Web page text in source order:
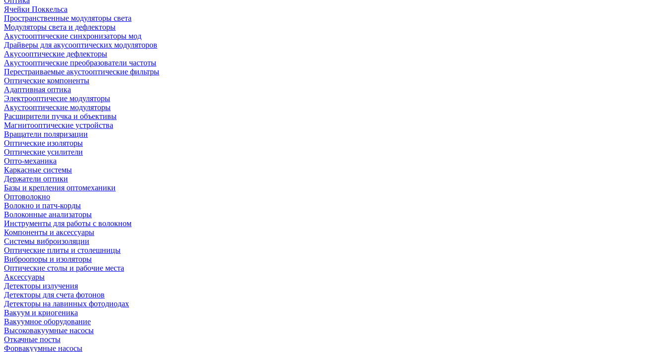
Ячейки Поккельса
Пространственные модуляторы света
Модуляторы света и дефлекторы
Акустооптические синхронизаторы мод
Драйверы для акусооптических модуляторов
Акусооптические дефлекторы
Акустооптические преобразователи частоты
Перестраиваемые акустооптические фильтры
Оптические компоненты
Адаптивная оптика
Электрооптичесие модуляторы
Акустооптические модуляторы
Расширители пучка и объективы
Магнитооптические устройства
Вращатели поляризации
Оптические изоляторы
Оптические усилители
Опто-механика
Каркасные системы
Держатели оптики
Базы и крепления оптомеханики
Оптоволокно
Волокно и патч-корды
Волоконные анализаторы
Инструменты для работы с волокном
Компоненты и аксессуары
Системы виброизоляции
Оптические плиты и столешницы
Виброопоры и изоляторы
Оптические столы и рабочие места
Аксессуары
Детекторы излучения
Детекторы для счета фотонов
Детекторы на лавинных фотодиодах
Вакуум и криогеника
Вакуумное оборудование
Высоковакуумные насосы
Откачные посты
Форвакуумные насосы